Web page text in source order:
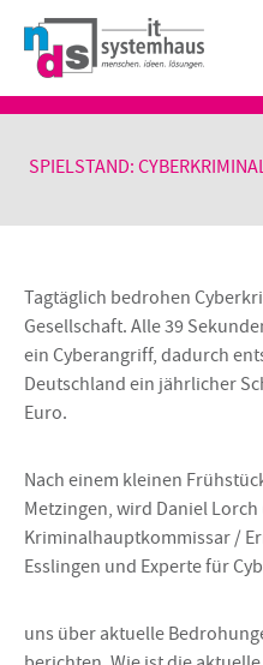
SPIELSTAND:
Tagtäglich bedrohen
Gesellschaft. Alle 39
ein Cyberangriff, dadurch
Deutschland ein jährlicher
Euro.
Nach einem kleinen
Metzingen, wird Daniel Lorch
Kriminalhauptkommissar /
Esslingen und Experte für
uns über aktuelle